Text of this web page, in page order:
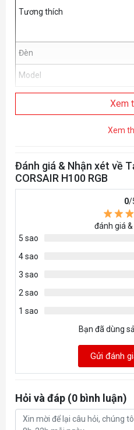
Tương thích
Đèn
Model
Xem
Xem
Đánh giá & Nhận xét về
CORSAIR H100 RGB
0/
đánh giá
5 sao
4 sao
3 sao
2 sao
1 sao
Bạn đã dùng
Gửi đánh
Hỏi và đáp (0 bình luận)